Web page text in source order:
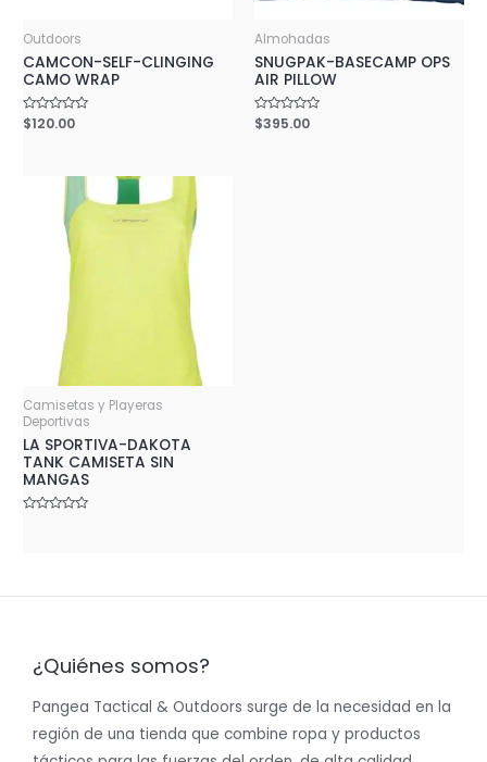
Outdoors
CAMCON-SELF-CLINGING
CAMO WRAP
Rated
0
$120.00
Almohadas
SNUGPAK-BASECAMP OPS
AIR PILLOW
Rated
0
$395.00
Camisetas y Playeras
Deportivas
LA SPORTIVA-DAKOTA
TANK CAMISETA SIN
MANGAS
¿Quiénes somos?
Pangea Tactical & Outdoors surge de la necesidad en la
región de una tienda que combine ropa y productos